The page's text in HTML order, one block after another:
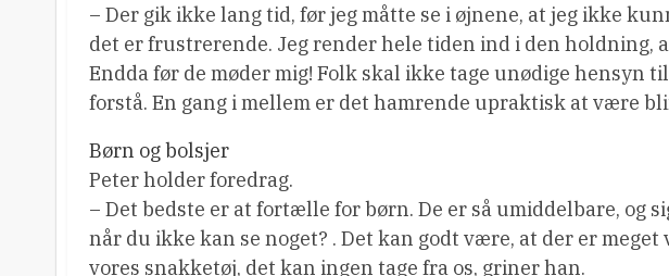
– Der gik ikke lang tid, før jeg måtte se i øjnene, at jeg ikke
det er frustrerende. Jeg render hele tiden ind i den holdning,
Endda før de møder mig! Folk skal ikke tage unødige hensyn
forstå. En gang i mellem er det hamrende upraktisk at være
Børn og bolsjer
Peter holder foredrag.
– Det bedste er at fortælle for børn. De er så umiddelbare, og
når du ikke kan se noget? . Det kan godt være, at der er
vores snakketøj, det kan ingen tage fra os, griner han.